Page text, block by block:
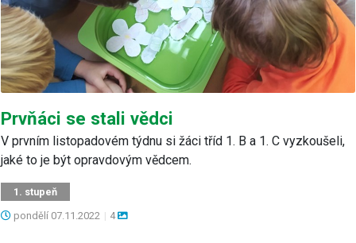
Prvňáci se stali vědci
V prvním listopadovém týdnu si žáci tříd 1. B a 1. C vyzkoušeli,
jaké to je být opravdovým vědcem.
1. stupeň
pondělí 07.11.2022 | 4